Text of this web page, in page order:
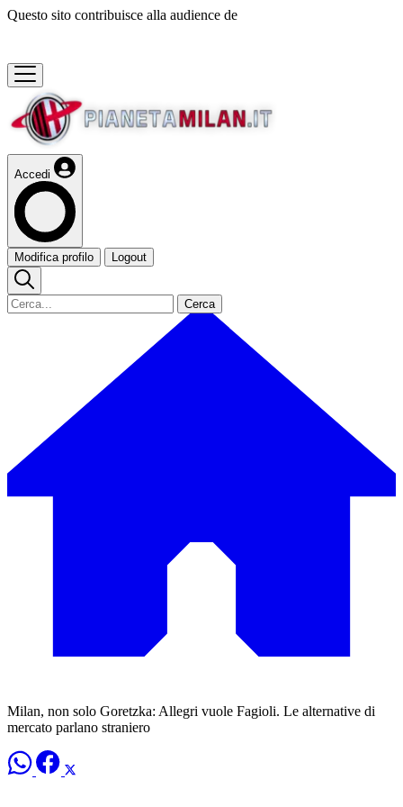
Questo sito contribuisce alla audience de
Accedi
Modifica profilo Logout
Cerca
Milan, non solo Goretzka: Allegri vuole Fagioli. Le alternative di
mercato parlano straniero